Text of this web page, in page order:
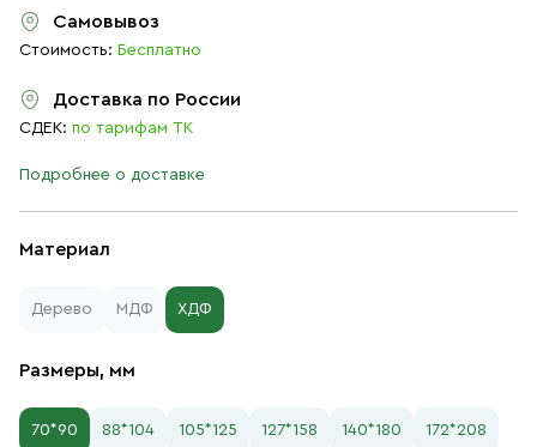
Материал
Дерево МДФ ХДФ
Размеры, мм
70*90 88*104 105*125 127*158 140*180 172*208
Самовывоз
Стоимость: Бесплатно
Доставка по России
СДЕК: по тарифам ТК
Подробнее о доставке